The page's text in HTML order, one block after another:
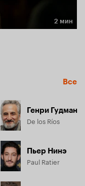
2 мин
Все
Генри Гудман
De los Ríos
Пьер Нинэ
Paul Ratier